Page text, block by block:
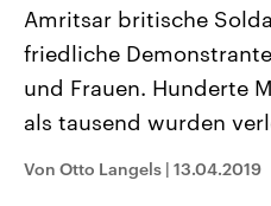
Landtagswahl Sachsen-Anhalt
2026
Alle Informationen
Sachsen-Anhalt wählt am 6.
September 2026 einen neuen
Bundesland von einer
Umfragen, Prognosen,
Wahlprogramme, aktuelle
Amritsar britische
friedliche
und Frauen. Hunderte
als tausend wurden
Von Otto Langels | 13.04.2019